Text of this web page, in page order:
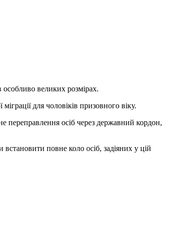
особливо великих розмірах.
для чоловіків призовного віку.
переправлення осіб через державний кордон,
повне коло осіб, задіяних у цій